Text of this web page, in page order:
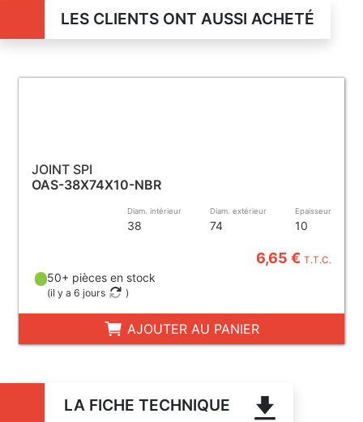
LES CLIENTS ONT AUSSI ACHETÉ
JOINT SPI
OAS-38X74X10-NBR
Diam. intérieur
38
Diam. extérieur
74
Epaisseur
10
6,65 €T.T.C.
50+ pièces en stock
(il y a 6 jours )
AJOUTER AU PANIER
LA FICHE TECHNIQUE